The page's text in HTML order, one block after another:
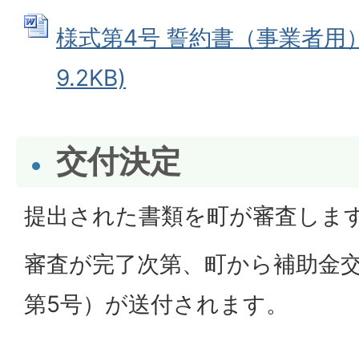
様式第4号 誓約書（事業者用
9.2KB)
交付決定
提出された書類を町が審査しま
審査が完了次第、町から補助金
第5号）が送付されます。